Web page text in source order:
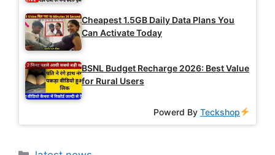
Cheapest 1.5GB Daily Data Plans You
Can Activate Today
BSNL Budget Recharge 2026: Best Value
for Rural Users
Powerd ByTeckshop
Categories